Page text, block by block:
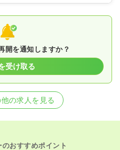
を休止
を開始
を休止
を開始
を休止
を開始
を休止
始
開を通知しますか？
受け取る
の求人を見る
おすすめポイント